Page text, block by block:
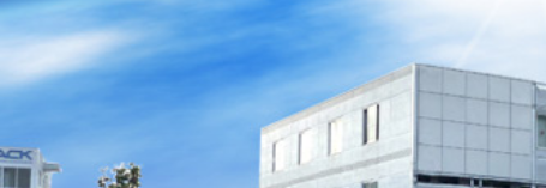
コンポーネント製品
プローブ
地下街再送信システム
デジタル防災無線システム